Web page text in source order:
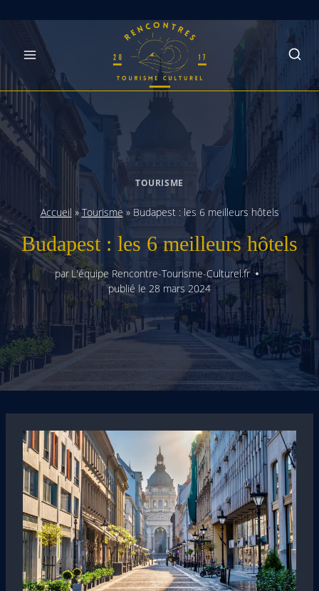
content
TOURISME
Accueil »Tourisme » Budapest : les 6 meilleurs hôtels
Budapest : les 6 meilleurs hôtels
par L'équipe Rencontre-Tourisme-Culturel.fr
publié le 28 mars 2024